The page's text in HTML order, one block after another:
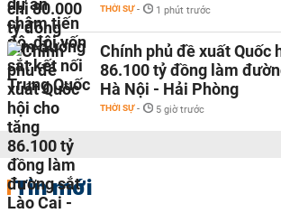
THỜI SỰ - 1 phút trước
Chính phủ đề xuất Quốc
86.100 tỷ đồng làm
Hà Nội - Hải Phòng
THỜI SỰ - 5 giờ trước
Tin mới